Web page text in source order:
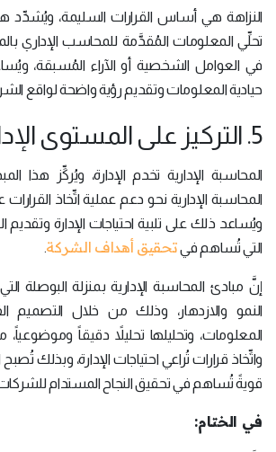
النزاهة هي أساس القرارات السليمة، ويُشدِّد
تحلِّي المعلومات المُقدَّمة للمحاسب الإداري
في العوامل الشخصية أو الآراء المُسبقة،
حيادية المعلومات وتقديم رؤية واضحة لواقع
5. التركيز على المستوى الإداري:
المحاسبة الإدارية تخدم الإدارة، ويُركِّز هذا
المحاسبة الإدارية نحو دعم عملية اتِّخاذ
ويُساعد ذلك على تلبية احتياجات الإدارة وتقديم
التي تُساهم فيتحقيق أهداف الشركة.
إنَّ مبادئ المحاسبة الإدارية بمنزلة البوصلة
النمو والازدهار، وذلك من خلال التصميم
المعلومات، وتحليلها تحليلاً دقيقاً
واتِّخاذ قرارات تُراعي احتياجات الإدارة، وبذلك تُصبح
قويةً تُساهم في تحقيق النجاح المستدام
في الختام: